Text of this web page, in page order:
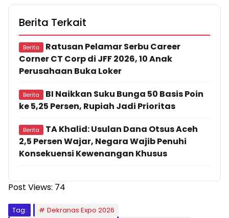
Berita Terkait
Berita
Ratusan Pelamar Serbu Career
Corner CT Corp di JFF 2026, 10 Anak
Perusahaan Buka Loker
Berita
BI Naikkan Suku Bunga 50 Basis Poin
ke 5,25 Persen, Rupiah Jadi Prioritas
Berita
TA Khalid: Usulan Dana Otsus Aceh
2,5 Persen Wajar, Negara Wajib Penuhi
Konsekuensi Kewenangan Khusus
Post Views: 74
Tag: Dekranas Expo 2026